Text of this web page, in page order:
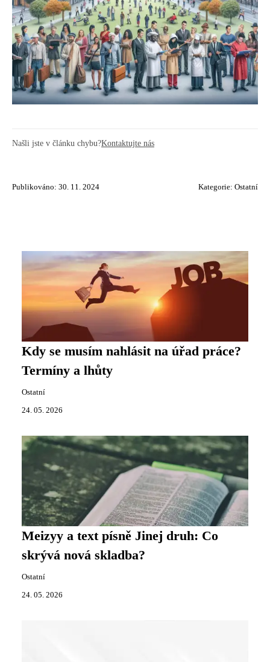
Našli jste v článku chybu?Kontaktujte nás
Publikováno: 30. 11. 2024 Kategorie: Ostatní
Kdy se musím nahlásit na úřad práce?
Termíny a lhůty
Ostatní
24. 05. 2026
Meizyy a text písně Jinej druh: Co
skrývá nová skladba?
Ostatní
24. 05. 2026